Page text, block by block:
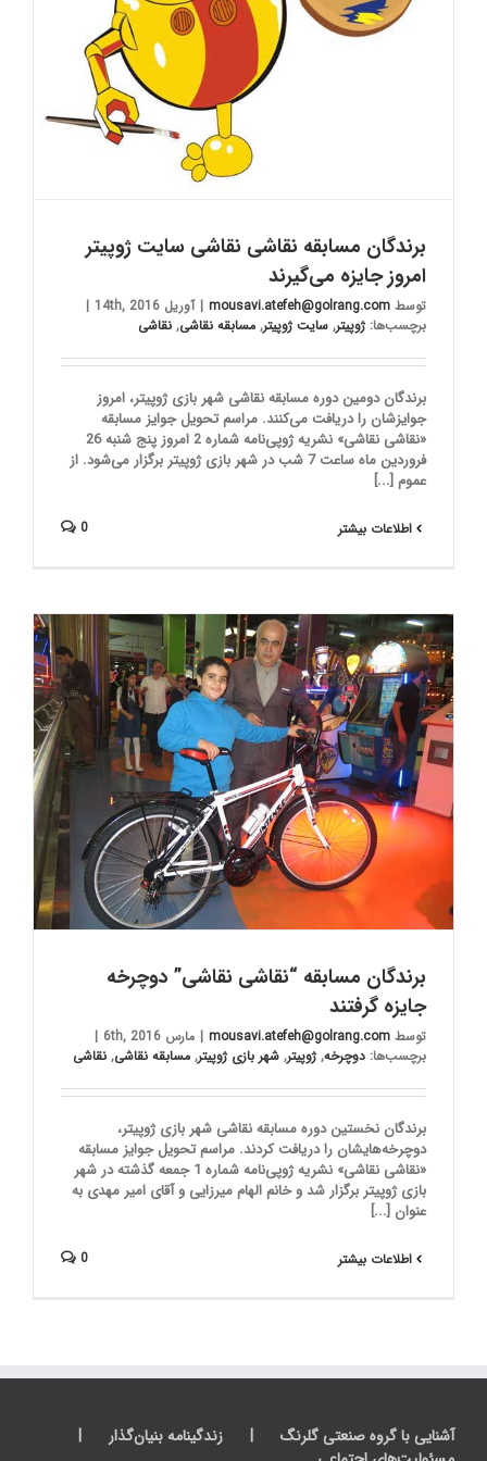
برندگان مسابقه نقاشی نقاشی سایت ژوپیتر
امروز جایزه می‌گیرند
توسط mousavi.atefeh@golrang.com
| آوریل 14th, 2016
|
برچسب‌ها: ژوپیتر, سایت ژوپیتر, مسابقه نقاشی, نقاشی
برندگان دومین دوره مسابقه نقاشی شهر بازی ژوپیتر، امروز
جوایزشان را دریافت می‌کنند. مراسم تحویل جوایز مسابقه
«نقاشی نقاشی» نشریه ژوپی‌نامه شماره 2 امروز پنج شنبه 26
فروردین ماه ساعت 7 شب در شهر بازی ژوپیتر برگزار می‌شود. از
عموم [...]
اطلاعات بیشتر 0
برندگان مسابقه “نقاشی نقاشی” دوچرخه‌
جایزه گرفتند
توسط mousavi.atefeh@golrang.com
| مارس 6th, 2016
|
برچسب‌ها: دوچرخه, ژوپیتر, شهر بازی ژوپیتر, مسابقه نقاشی, نقاشی
برندگان نخستین دوره مسابقه نقاشی شهر بازی ژوپیتر،
دوچرخه‌هایشان را دریافت کردند. مراسم تحویل جوایز مسابقه
«نقاشی نقاشی» نشریه ژوپی‌نامه شماره 1 جمعه گذشته در شهر
بازی ژوپیتر برگزار شد و خانم الهام میرزایی و آقای امیر مهدی به
عنوان [...]
اطلاعات بیشتر 0
آشنایی با گروه صنعتی گلرنگ
زندگینامه بنیان‌گذار